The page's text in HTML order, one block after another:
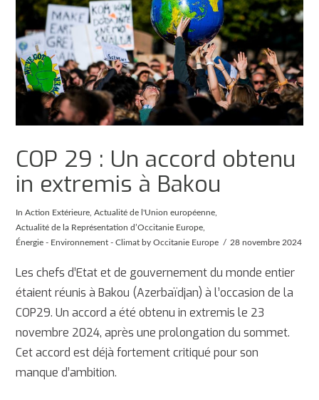
COP 29 : Un accord obtenu
in extremis à Bakou
InAction Extérieure ,Actualité de l'Union européenne
Actualité de la Représentation d’Occitanie Europe
Énergie - Environnement - Climat by Occitanie Europe 28 novembre 2024
Les chefs d’Etat et de gouvernement du monde entier
étaient réunis à Bakou (Azerbaïdjan) à l’occasion de la
COP29. Un accord a été obtenu in extremis le 23
novembre 2024, après une prolongation du sommet.
Cet accord est déjà fortement critiqué pour son
manque d’ambition.